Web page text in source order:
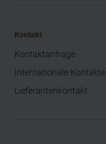
Kontakt
Kontaktanfrage
Internationale Kontakte
Lieferantenkontakt